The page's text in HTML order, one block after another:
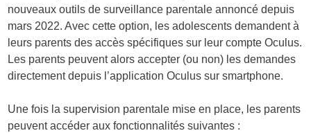
nouveaux outils de surveillance parentale annoncé depuis
mars 2022. Avec cette option, les adolescents demandent à
leurs parents des accès spécifiques sur leur compte Oculus.
Les parents peuvent alors accepter (ou non) les demandes
directement depuis l’application Oculus sur smartphone.
Une fois la supervision parentale mise en place, les parents
peuvent accéder aux fonctionnalités suivantes :